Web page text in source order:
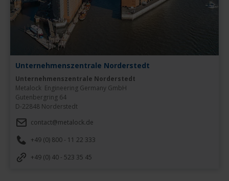
Unternehmenszentrale Norderstedt
Unternehmenszentrale Norderstedt
Metalock  Engineering Germany GmbH
Gutenbergring 64
D-22848 Norderstedt
contact@metalock.de
+49 (0) 800 - 11 22 333
+49 (0) 40 - 523 35 45